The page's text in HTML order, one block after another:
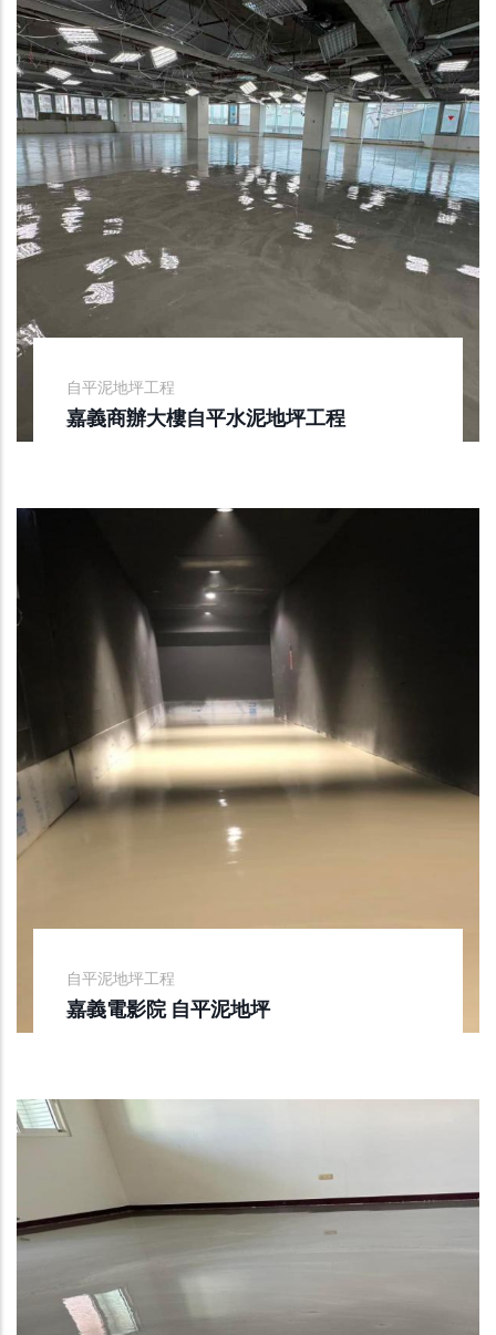
自平泥地坪工程
嘉義商辦大樓自平水泥地坪工程
自平泥地坪工程
嘉義電影院 自平泥地坪